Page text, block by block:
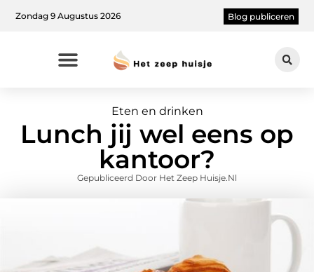
Zondag 9 Augustus 2026 Blog publiceren
Eten en drinken
Lunch jij wel eens op
kantoor?
Gepubliceerd Door Het Zeep Huisje.nl